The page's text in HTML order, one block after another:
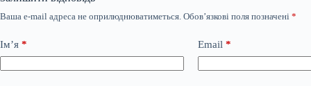
Ваша e-mail адреса не оприлюднюватиметься. Обов’язкові поля позначені *
Ім’я * Email *